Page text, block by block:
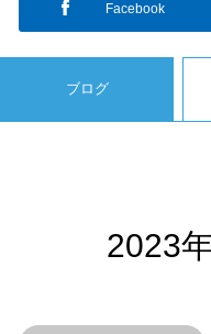
ブログ
2023
Facebook